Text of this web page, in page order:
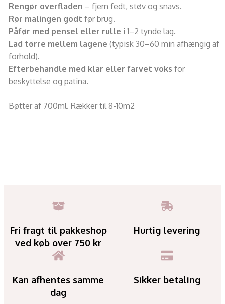
Rengør overfladen – fjern fedt, støv og snavs.
Rør malingen godt før brug.
Påfør med pensel eller rulle i 1–2 tynde lag.
Lad tørre mellem lagene (typisk 30–60 min afhængig af
forhold).
Efterbehandle med klar eller farvet voks for
beskyttelse og patina.
Bøtter af 700ml. Rækker til 8-10m2
Fri fragt til pakkeshop
ved køb over 750 kr
Hurtig levering
Kan afhentes samme
dag
Sikker betaling